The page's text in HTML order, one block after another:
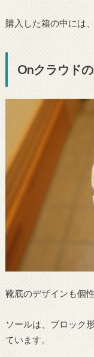
購入した箱の中には
Onクラウド
靴底のデザインも個性
ソールは、ブロック
ています。